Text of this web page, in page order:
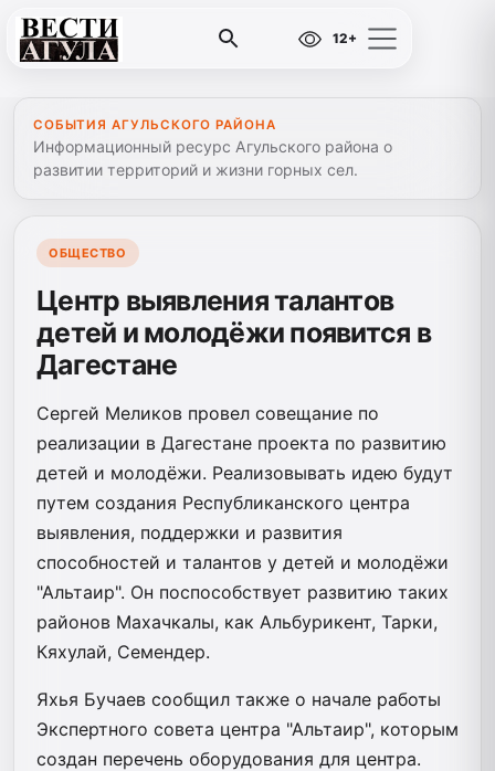
12+
СОБЫТИЯ АГУЛЬСКОГО РАЙОНА
Информационный ресурс Агульского района о
развитии территорий и жизни горных сел.
ОБЩЕСТВО
Центр выявления талантов
детей и молодёжи появится в
Дагестане
Сергей Меликов провел совещание по
реализации в Дагестане проекта по развитию
детей и молодёжи. Реализовывать идею будут
путем создания Республиканского центра
выявления, поддержки и развития
способностей и талантов у детей и молодёжи
"Альтаир". Он поспособствует развитию таких
районов Махачкалы, как Альбурикент, Тарки,
Кяхулай, Семендер.
Яхья Бучаев сообщил также о начале работы
Экспертного совета центра "Альтаир", которым
создан перечень оборудования для центра.